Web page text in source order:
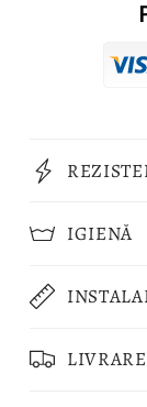
IGIENĂ
LIVRARE